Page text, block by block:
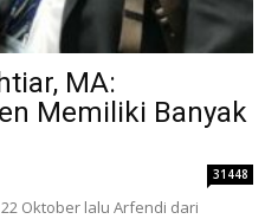
MA:
Memiliki Banyak
31448
Oktober lalu Arfendi dari